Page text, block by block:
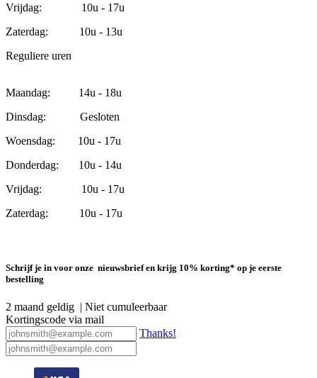
Vrijdag: 10u - 17u
Zaterdag: 10u - 13u
Reguliere uren
Maandag: 14u - 18u
Dinsdag: Gesloten
Woensdag: 10u - 17u
Donderdag: 10u - 14u
Vrijdag: 10u - 17u
Zaterdag: 10u - 17u
Schrijf je in voor onze nieuwsbrief en krijg 10% korting* op je eerste
bestelling
2 maand geldig | Niet cumuleerbaar
Kortingscode via mail
Thanks!